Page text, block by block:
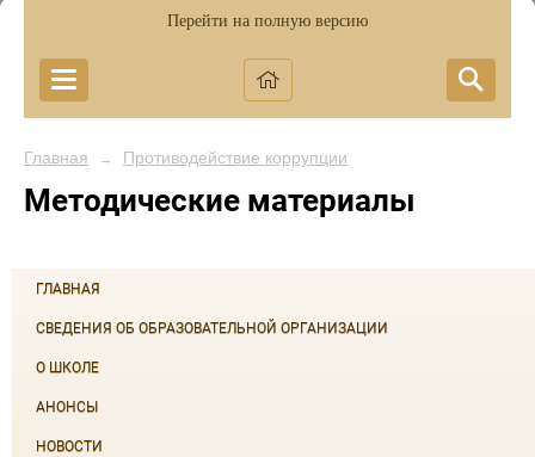
Перейти на полную версию
Главная → Противодействие коррупции
Методические материалы
ГЛАВНАЯ
СВЕДЕНИЯ ОБ ОБРАЗОВАТЕЛЬНОЙ ОРГАНИЗАЦИИ
О ШКОЛЕ
АНОНСЫ
НОВОСТИ